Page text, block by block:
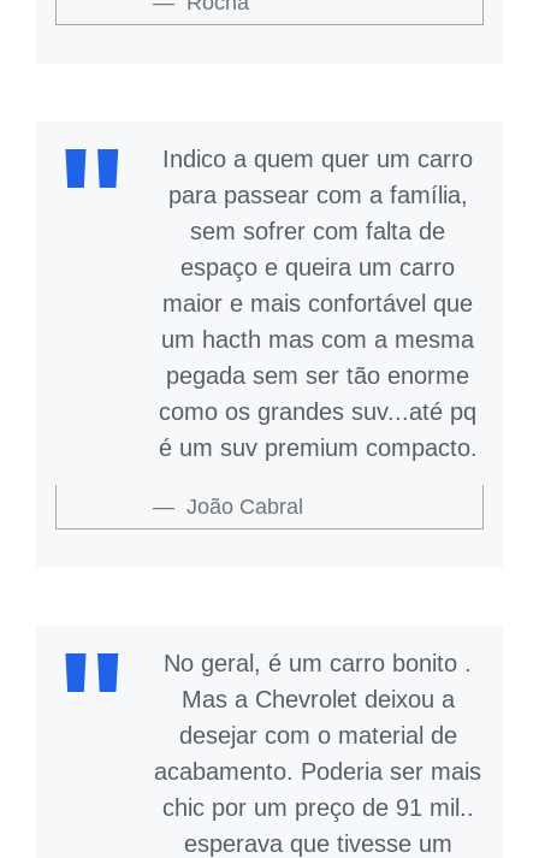
Indico a quem quer um carro
para passear com a família,
sem sofrer com falta de
espaço e queira um carro
maior e mais confortável que
um hacth mas com a mesma
pegada sem ser tão enorme
como os grandes suv...até pq
é um suv premium compacto.
João Cabral
No geral, é um carro bonito .
Mas a Chevrolet deixou a
desejar com o material de
acabamento. Poderia ser mais
chic por um preço de 91 mil..
esperava que tivesse um